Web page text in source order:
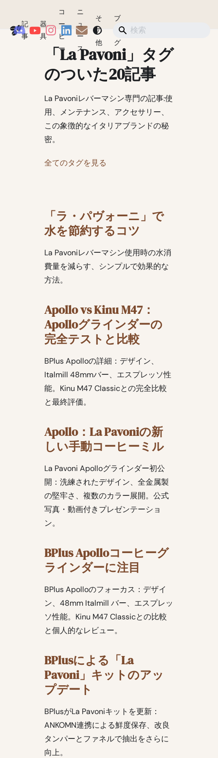
Coffeegeek
記
事
器
具
コ
ー
ヒ
ー
ニ
ュ
ー
ス
そ
の
他
ブ
ロ
グ
ショップ
「La Pavoni」タグ
のついた20記事
La Pavoniレバーマシン専門の記事:使
用、メンテナンス、アクセサリー、
この象徴的なイタリアブランドの秘
密。
全てのタグを見る
「ラ・パヴォーニ」で
水を節約するコツ
La Pavoniレバーマシン使用時の水消
費量を減らす、シンプルで効果的な
方法。
Apollo vs Kinu M47：
Apolloグラインダーの
完全テストと比較
BPlus Apolloの詳細：デザイン、
Italmill 48mmバー、エスプレッソ性
能。Kinu M47 Classicとの完全比較
と最終評価。
Apollo：La Pavoniの新
しい手動コーヒーミル
La Pavoni Apolloグラインダー初公
開：洗練されたデザイン、全金属製
の堅牢さ、複数のカラー展開。公式
写真・動画付きプレゼンテーショ
ン。
BPlus Apolloコーヒーグ
ラインダーに注目
BPlus Apolloのフォーカス：デザイ
ン、48mm Italmill バー、エスプレッ
ソ性能。Kinu M47 Classicとの比較
と個人的なレビュー。
BPlusによる「La
Pavoni」キットのアッ
プデート
BPlusがLa Pavoniキットを更新：
ANKOMN連携による鮮度保存、改良
タンパーとファネルで抽出をさらに
向上。